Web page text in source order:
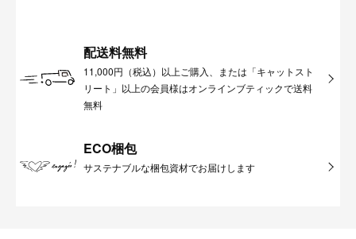
配送料無料
11,000円（税込）以上ご購入、または「キャットスト
リート」以上の会員様はオンラインブティックで送料
無料
ECO梱包
サステナブルな梱包資材でお届けします